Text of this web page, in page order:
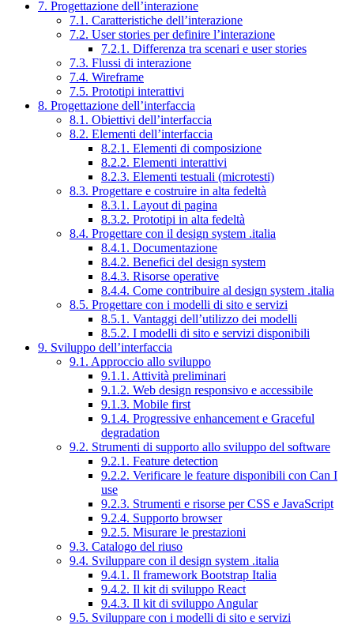
7. Progettazione dell’interazione
7.1. Caratteristiche dell’interazione
7.2. User stories per definire l’interazione
7.2.1. Differenza tra scenari e user stories
7.3. Flussi di interazione
7.4. Wireframe
7.5. Prototipi interattivi
8. Progettazione dell’interfaccia
8.1. Obiettivi dell’interfaccia
8.2. Elementi dell’interfaccia
8.2.1. Elementi di composizione
8.2.2. Elementi interattivi
8.2.3. Elementi testuali (microtesti)
8.3. Progettare e costruire in alta fedeltà
8.3.1. Layout di pagina
8.3.2. Prototipi in alta fedeltà
8.4. Progettare con il design system .italia
8.4.1. Documentazione
8.4.2. Benefici del design system
8.4.3. Risorse operative
8.4.4. Come contribuire al design system .italia
8.5. Progettare con i modelli di sito e servizi
8.5.1. Vantaggi dell’utilizzo dei modelli
8.5.2. I modelli di sito e servizi disponibili
9. Sviluppo dell’interfaccia
9.1. Approccio allo sviluppo
9.1.1. Attività preliminari
9.1.2. Web design responsivo e accessibile
9.1.3. Mobile first
9.1.4. Progressive enhancement e Graceful
degradation
9.2. Strumenti di supporto allo sviluppo del software
9.2.1. Feature detection
9.2.2. Verificare le feature disponibili con Can I
use
9.2.3. Strumenti e risorse per CSS e JavaScript
9.2.4. Supporto browser
9.2.5. Misurare le prestazioni
9.3. Catalogo del riuso
9.4. Sviluppare con il design system .italia
9.4.1. Il framework Bootstrap Italia
9.4.2. Il kit di sviluppo React
9.4.3. Il kit di sviluppo Angular
9.5. Sviluppare con i modelli di sito e servizi